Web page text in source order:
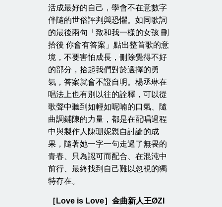
活成最好的自己，學會不在意數字
伴隨的世俗評判與恐懼。如同歌詞
的最後兩句「致和我一樣的女孩 刪
拾後 你會有答案」點出整首歌的意
境，不要害怕成長，刪除覺得不好
的部分，拾起我們對於選擇的勇
氣，答案就會不證自明。楊丞琳在
唱法上也有別以往的詮釋，可以從
歌聲中聽到如輕如呢喃的口氣、隨
曲調鋪陳的力量，都是在配唱過程
中與製作人陳珊妮親自討論的成
果，隨著她一字一句走過了無畏的
青春、只為認可而配合、在混沌中
前行、最終找到自己難以忽視的獨
特存在。
［Love is Love］金曲新人王ØZI